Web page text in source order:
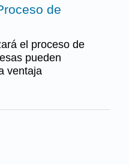
de
el proceso de
pueden
ventaja